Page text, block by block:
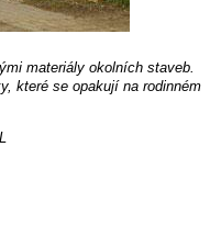
materiály okolních staveb.
které se opakují na rodinném